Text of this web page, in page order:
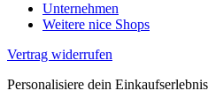
Unternehmen
Weitere nice Shops
Vertrag widerrufen
Personalisiere dein Einkaufserlebnis